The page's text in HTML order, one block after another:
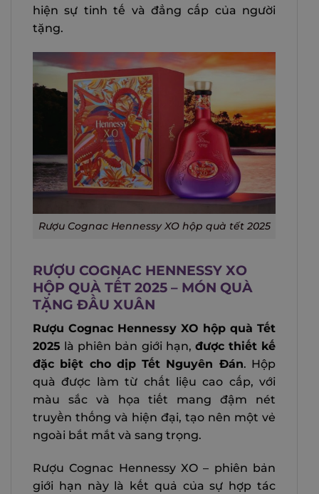
hiện sự tinh tế và đẳng cấp của người
tặng.
Rượu Cognac Hennessy XO hộp quà tết 2025
RƯỢU COGNAC HENNESSY XO
HỘP QUÀ TẾT 2025 – MÓN QUÀ
TẶNG ĐẦU XUÂN
Rượu Cognac Hennessy XO hộp quà Tết
2025 là phiên bản giới hạn, được thiết kế
đặc biệt cho dịp Tết Nguyên Đán. Hộp
quà được làm từ chất liệu cao cấp, với
màu sắc và họa tiết mang đậm nét
truyền thống và hiện đại, tạo nên một vẻ
ngoài bắt mắt và sang trọng.
Rượu Cognac Hennessy XO – phiên bản
giới hạn này là kết quả của sự hợp tác